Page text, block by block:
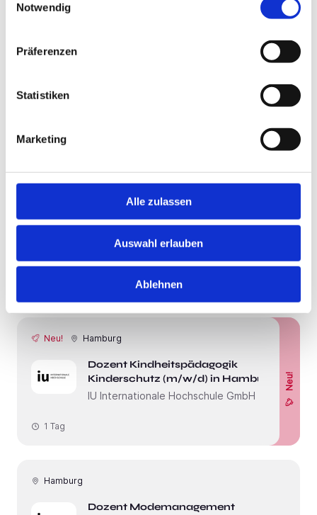
Notwendig
Präferenzen
Statistiken
Marketing
Alle zulassen
Auswahl erlauben
Ablehnen
Neu!
Neu!
Neu! Hamburg
Dozent Wirtschaftspsychologie
Psychologie der Überzeugung
(m/w/d) in Hamburg
Neu!
Neu! Hamburg
Dozent Kindheitspädagogik
Kinderschutz (m/w/d) in Hamburg
IU Internationale Hochschule GmbH
Neu!
1 Tag
Hamburg
Dozent Modemanagement